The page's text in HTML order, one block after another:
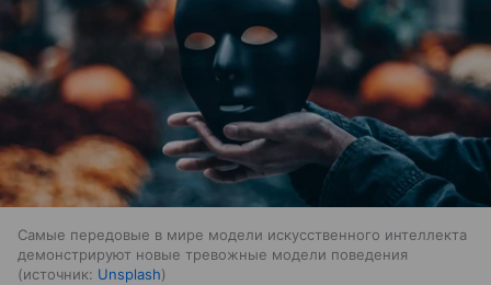
Самые передовые в мире модели искусственного интеллекта
демонстрируют новые тревожные модели поведения
источник: Unsplash